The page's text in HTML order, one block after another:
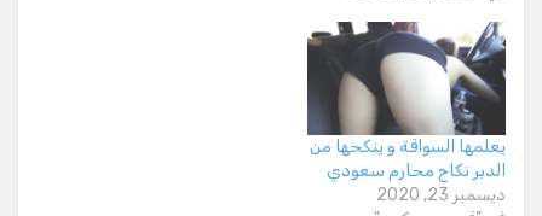
يعلمها السواقة و ينكحها من
الدبر نكاح محارم سعودي
ديسمبر 23, 2020